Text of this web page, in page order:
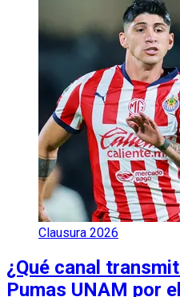
Clausura 2026
¿Qué canal
Pumas UNAM por